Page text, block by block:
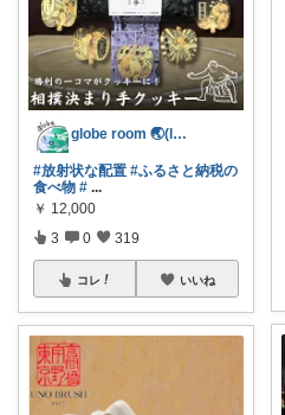
globe room 🌏️(lvl )
#放射状な配置 #ふるさと納税の
食べ物 # ...
￥ 12,000
3 0 319
コレ いいね